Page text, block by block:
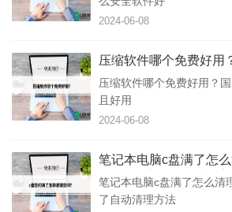
2024-06-08
压缩软件哪个免费好用
个免费且好用
压缩软件哪个免费好用？
且好用
2024-06-08
笔记本电脑c盘满了怎
删？c盘满了自动清理
笔记本电脑c盘满了怎么清
了自动清理方法